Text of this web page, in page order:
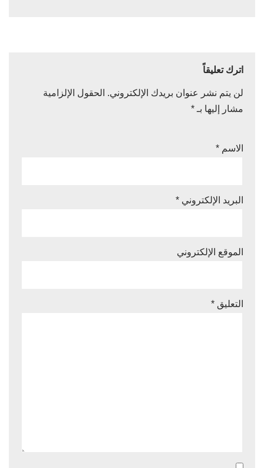
اترك تعليقاً
لن يتم نشر عنوان بريدك الإلكتروني. الحقول الإلزامية
مشار إليها بـ *
الاسم *
البريد الإلكتروني *
الموقع الإلكتروني
التعليق *